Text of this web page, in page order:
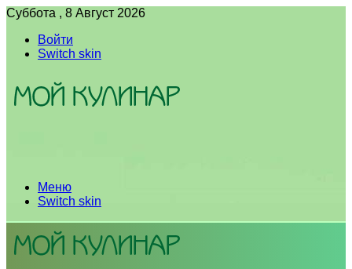
Суббота , 8 Август 2026
Войти
Switch skin
Меню
Switch skin